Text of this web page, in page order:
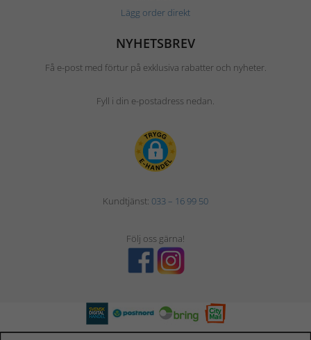
Lägg order direkt
NYHETSBREV
Få e-post med förtur på exklusiva rabatter och nyheter.
Fyll i din e-postadress nedan.
Kundtjänst: 033 – 16 99 50
Följ oss gärna!